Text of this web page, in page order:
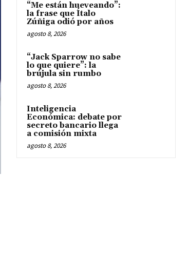
“Me están hueveando”:
la frase que Ítalo
Zúñiga odió por años
agosto 8, 2026
“Jack Sparrow no sabe
lo que quiere”: la
brújula sin rumbo
agosto 8, 2026
Inteligencia
Económica: debate por
secreto bancario llega
a comisión mixta
agosto 8, 2026